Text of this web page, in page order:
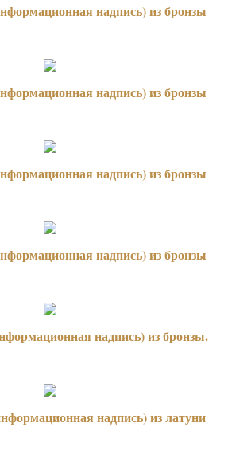
надпись) из бронзы
надпись) из бронзы
надпись) из бронзы
надпись) из бронзы
надпись) из бронзы.
надпись) из латуни